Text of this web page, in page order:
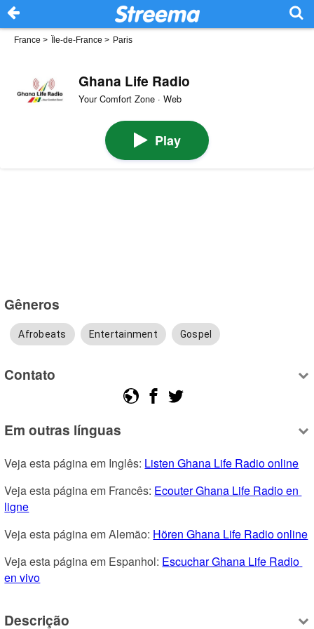
France > Île-de-France > Paris
Ghana Life Radio
Your Comfort Zone · Web
Play
Gêneros
Afrobeats Entertainment Gospel
Contato
Em outras línguas
Veja esta página em Inglês: Listen Ghana Life Radio online
Veja esta página em Francês: Ecouter Ghana Life Radio en
ligne
Veja esta página em Alemão: Hören Ghana Life Radio online
Veja esta página em Espanhol: Escuchar Ghana Life Radio
en vivo
Descrição